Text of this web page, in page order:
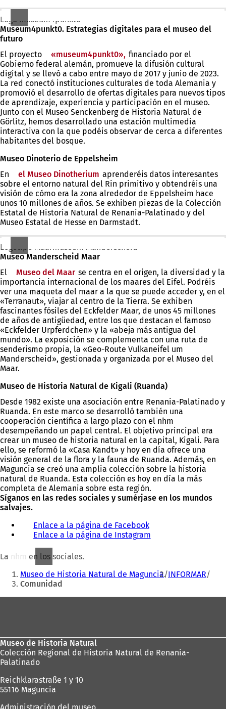
Logo museum4punkt0
Museum4punkt0. Estrategias digitales para el museo del
futuro
El proyecto
«museum4punkt0», (Se
abre
en
una
nueva
pestaña)
financiado por el
Gobierno federal alemán, promueve la difusión cultural
digital y se llevó a cabo entre mayo de 2017 y junio de 2023.
La red conectó instituciones culturales de toda Alemania y
promovió el desarrollo de ofertas digitales para nuevos tipos
de aprendizaje, experiencia y participación en el museo.
Junto con el Museo Senckenberg de Historia Natural de
Görlitz, hemos desarrollado una estación multimedia
interactiva con la que podéis observar de cerca a diferentes
habitantes del bosque.
Museo Dinoterio de Eppelsheim
En
el Museo Dinotherium (Se
abre
en
una
nueva
pestaña)
aprenderéis datos interesantes
sobre el entorno natural del Rin primitivo y obtendréis una
visión de cómo era la zona alrededor de Eppelsheim hace
unos 10 millones de años. Se exhiben piezas de la Colección
Estatal de Historia Natural de Renania-Palatinado y del
Museo Estatal de Hesse en Darmstadt.
Logotipo Maarmuseum Manderscheid
Museo Manderscheid Maar
El
Museo del Maar(Se
abre
en
una
nueva
pestaña)
se centra en el origen, la diversidad y la
importancia internacional de los maares del Eifel. Podréis
ver una maqueta del maar a la que se puede acceder y, en el
«Terranaut», viajar al centro de la Tierra. Se exhiben
fascinantes fósiles del Eckfelder Maar, de unos 45 millones
de años de antigüedad, entre los que destacan el famoso
«Eckfelder Urpferdchen» y la «abeja más antigua del
mundo». La exposición se complementa con una ruta de
senderismo propia, la «Geo-Route Vulkaneifel um
Manderscheid», gestionada y organizada por el Museo del
Maar.
Museo de Historia Natural de Kigali (Ruanda)
Desde 1982 existe una asociación entre Renania-Palatinado y
Ruanda. En este marco se desarrolló también una
cooperación científica a largo plazo con el nhm
desempeñando un papel central. El objetivo principal era
crear un museo de historia natural en la capital, Kigali. Para
ello, se reformó la «Casa Kandt» y hoy en día ofrece una
visión general de la flora y la fauna de Ruanda. Además, en
Maguncia se creó una amplia colección sobre la historia
natural de Ruanda. Esta colección es hoy en día la más
completa de Alemania sobre esta región.
Síganos en las redes sociales y sumérjase en los mundos
salvajes.
Enlace a la página de Facebook(
S
r
n
u
Enlace a la página de Instagram
b
a
n
La nhm en los sociales.
Estás
aquí:
Museo de Historia Natural de Maguncia INFORMAR
Comunidad
pies
Museo de Historia Natural
Colección Regional de Historia Natural de Renania-
Palatinado
Reichklarastraße 1 y 10
55116 Maguncia